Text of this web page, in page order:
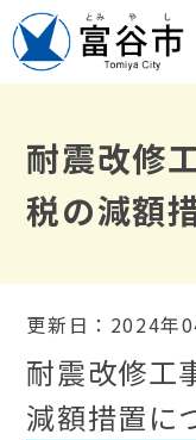
耐震改修
税の減額
更新日：2024年
耐震改修工
減額措置に